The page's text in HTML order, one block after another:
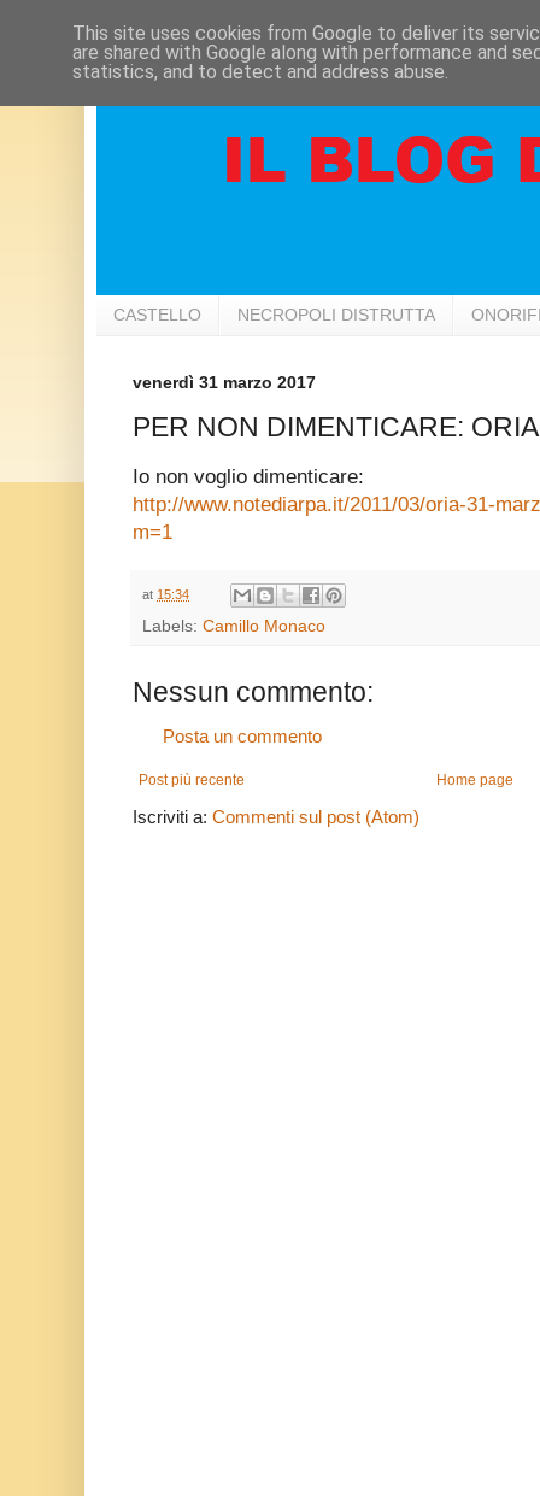
CASTELLO NECROPOLI DISTRUTTA
venerdì 31 marzo 2017
PER NON DIMENTICARE:
Io non voglio dimenticare:
http://www.notediarpa.it/2011/03/oria-31-
m=1
at 15:34
Labels: Camillo Monaco
Nessun commento:
Posta un commento
Post più recente Home page
Iscriviti a: Commenti sul post (Atom)
This site uses cookies from Google to deliver its
are shared with Google along with performance and
statistics, and to detect and address abuse.